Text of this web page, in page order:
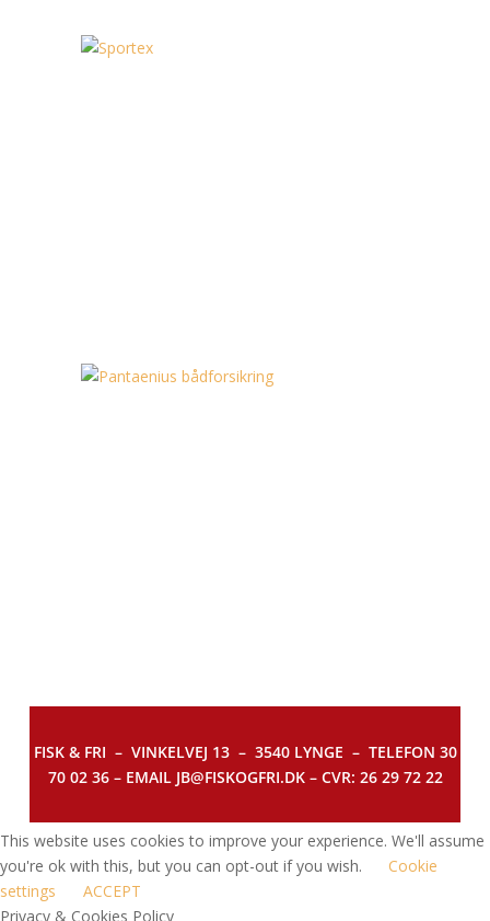
FISK & FRI – VINKELVEJ 13 – 3540 LYNGE – TELEFON 30
70 02 36 – EMAIL JB@FISKOGFRI.DK – CVR: 26 29 72 22
This website uses cookies to improve your experience. We'll assume
you're ok with this, but you can opt-out if you wish.
Cookie
settings
ACCEPT
Privacy & Cookies Policy